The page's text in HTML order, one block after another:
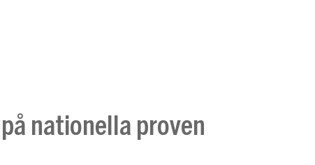
nationella proven